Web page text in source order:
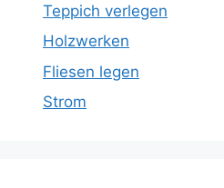
Teppich verlegen
Holzwerken
Fliesen legen
Strom